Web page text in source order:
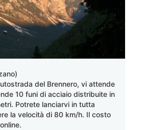
del Brennero, vi attende
10 funi di acciaio distribuite in
Potrete lanciarvi in tutta
la velocità di 80 km/h. Il costo